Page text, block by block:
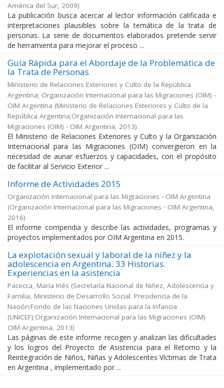
América del Sur, 2009)
La publicación busca acercar al lector información calificada e
interpretaciones plausibles sobre la temática de la trata de
personas. La serie de documentos elaborados pretende servir
de herramienta para mejorar el proceso ...
Guía Rápida para el Abordaje de la Problemática de
la Trata de Personas
Ministerio de Relaciones Exteriores y Culto de la República
Argentina; Organización Internacional para las Migraciones (OIM) -
OIM Argentina (Ministerio de Relaciones Exteriores y Culto de la
República Argentina;Organización Internacional para las
Migraciones (OIM) - OIM Argentina, 2013)
El Ministerio de Relaciones Exteriores y Culto y la Organización
Internacional para las Migraciones (OIM) convergieron en la
necesidad de aunar esfuerzos y capacidades, con el propósito
de facilitar al Servicio Exterior ...
Informe de Actividades 2015
Organización Internacional para las Migraciones - OIM Argentina
(Organización Internacional para las Migraciones - OIM Argentina,
2016)
El informe compendia y describe las actividades, programas y
proyectos implementados por OIM Argentina en 2015.
La explotación sexual y laboral de la niñez y la
adolescencia en Argentina. 33 Historias.
Experiencias en la asistencia
Pacecca, María Inés (Secretaría Nacional de Niñez, Adolescencia y
Familia, Ministerio de Desarrollo Social. Presidencia de la
Nación;Fondo de las Naciones Unidas para la Infancia
(UNICEF);Organización Internacional para las Migraciones (OIM)
OIM Argentina, 2013)
Las páginas de este informe recogen y analizan las dificultades
y los logros del Proyecto de Asistencia para el Retorno y la
Reintegración de Niños, Niñas y Adolescentes Víctimas de Trata
en Argentina , implementado por ...